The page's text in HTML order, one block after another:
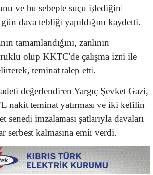
ve bu sebeple suçu işlediğini
dava tebliği yapıldığını kaydetti.
tamamlandığını, zanlının
olup KKTC'de çalışma izni ile
teminat talep etti.
değerlendiren Yargıç Şevket Gazi,
nakit teminat yatırması ve iki kefilin
imzalaması şatlarıyla davaları
serbest kalmasına emir verdi.